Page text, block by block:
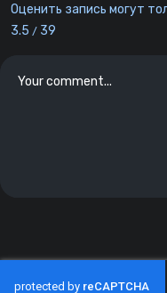
Оценить запись могут
3.5 / 39